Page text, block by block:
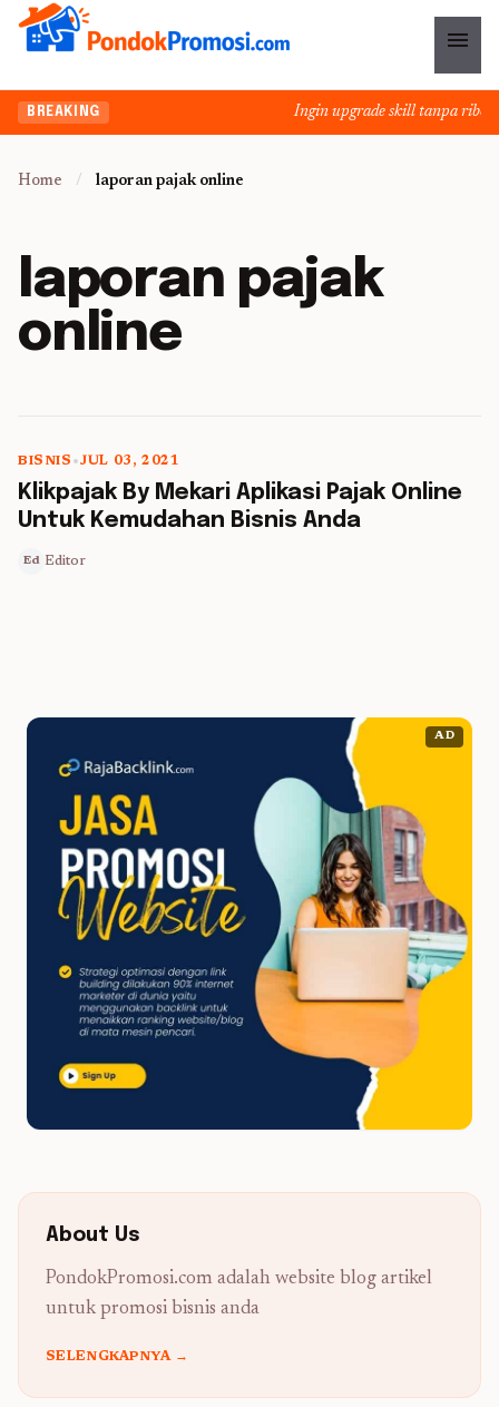
menu
BREAKING Ingin upgrade skill tanpa ribet?
Home / laporan pajak online
laporan pajak
online
5 min read
BISNIS •JUL 03, 2021
Klikpajak By Mekari Aplikasi Pajak Online
Untuk Kemudahan Bisnis Anda
Ed Editor
AD
About Us
PondokPromosi.com adalah website blog artikel
untuk promosi bisnis anda
SELENGKAPNYA →